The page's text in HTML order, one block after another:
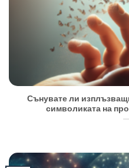
Сънувате ли
символиката на